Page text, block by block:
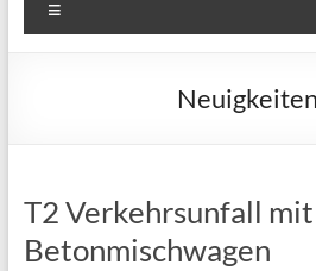
Neuigkeiten
T2 Verkehrsunfall mit
Betonmischwagen